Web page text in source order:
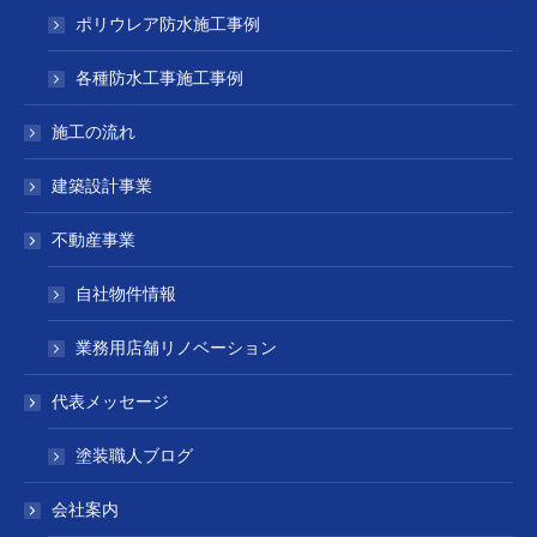
ポリウレア防水施工事例
各種防水工事施工事例
施工の流れ
建築設計事業
不動産事業
自社物件情報
業務用店舗リノベーション
代表メッセージ
塗装職人ブログ
会社案内